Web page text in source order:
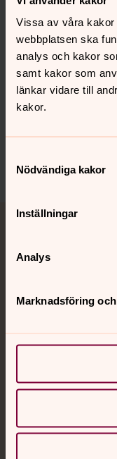
Vissa av våra
webbplatsen ska
analys och kakor
samt kakor som
länkar vidare till
kakor.
Nödvändiga kakor
Inställningar
Analys
Marknadsföring
För att bilda en ny
stödpersoner som
också kandidater
Dela
Tillbaka till toppen
Tillbaka till innehållet
Akut samtals- och
Digitalt brev
Svenska